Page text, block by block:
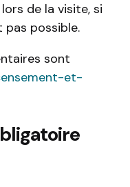
de la visite, si
pas possible.
sont
et-